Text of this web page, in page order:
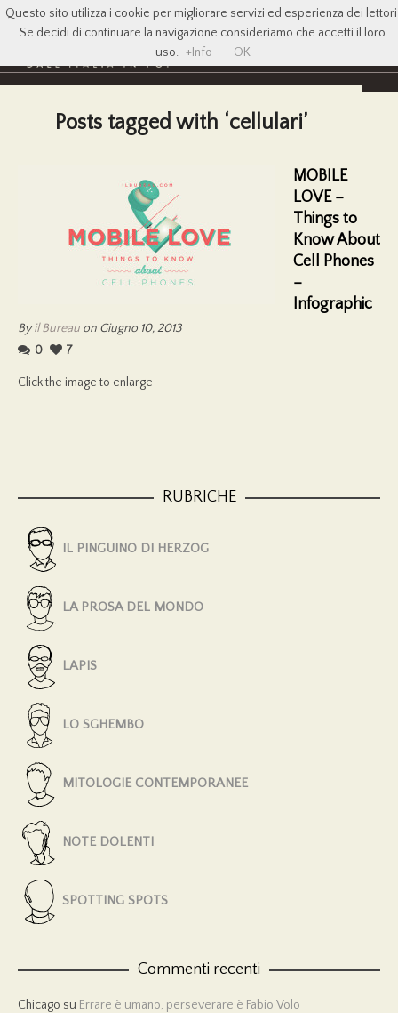
Posts tagged with ‘cellulari’
MOBILE
LOVE –
Things to
Know About
Cell Phones
–
Infographic
Byil Bureau on Giugno 10, 2013
0
7
Click the image to enlarge
RUBRICHE
IL PINGUINO DI HERZOG
LA PROSA DEL MONDO
LAPIS
LO SGHEMBO
MITOLOGIE CONTEMPORANEE
NOTE DOLENTI
SPOTTING SPOTS
Commenti recenti
Chicago su Errare è umano, perseverare è Fabio Volo
Questo sito utilizza i cookie per migliorare servizi ed esperienza dei
Se decidi di continuare la navigazione consideriamo che accetti il loro
uso. +Info OK